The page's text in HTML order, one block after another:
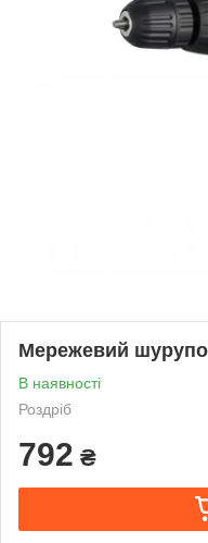
Мережевий
В наявності
Роздріб
792 ₴